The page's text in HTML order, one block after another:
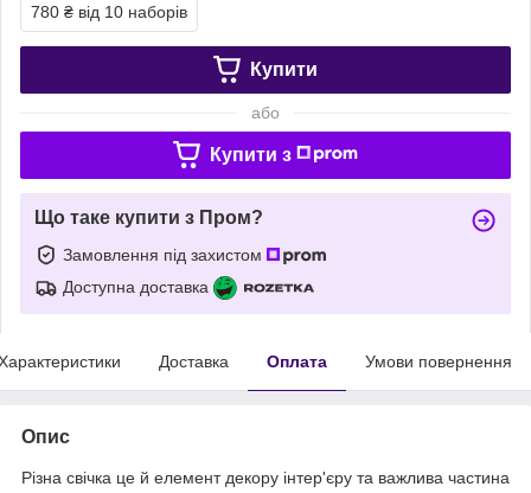
780 ₴ від 10 наборів
Купити
або
Купити з
Що таке купити з Пром?
Замовлення під захистом
Доступна доставка
Доставка Оплата Умови повернення
Опис
Різна свічка це й елемент декору інтер'єру та важлива частина